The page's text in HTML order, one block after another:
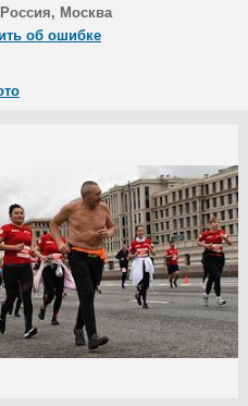
Россия, Москва
об ошибке